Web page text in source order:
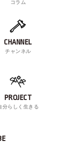
コラム
CHANNEL
チャンネル
PROJECT
分らしく生きる